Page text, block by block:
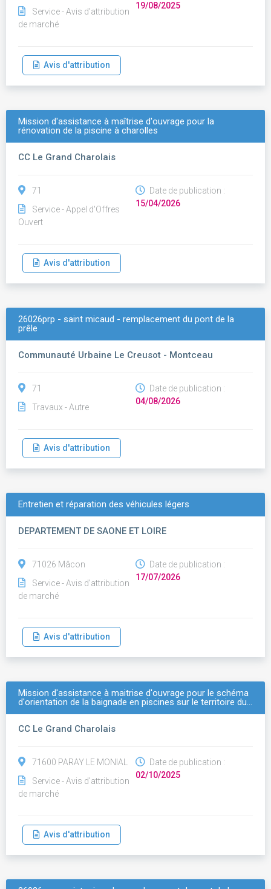
Service - Avis d'attribution
de marché
19/08/2025
Avis d'attribution
Mission d'assistance à maîtrise d'ouvrage pour la
rénovation de la piscine à charolles
CC Le Grand Charolais
71
Service - Appel d'Offres
Ouvert
Date de publication :
15/04/2026
Avis d'attribution
26026prp - saint micaud - remplacement du pont de la
prêle
Communauté Urbaine Le Creusot - Montceau
71
Travaux - Autre
Date de publication :
04/08/2026
Avis d'attribution
Entretien et réparation des véhicules légers
DEPARTEMENT DE SAONE ET LOIRE
71026 Mâcon
Service - Avis d'attribution
de marché
Date de publication :
17/07/2026
Avis d'attribution
Mission d'assistance à maitrise d'ouvrage pour le schéma
d'orientation de la baignade en piscines sur le territoire du…
CC Le Grand Charolais
71600 PARAY LE MONIAL
Service - Avis d'attribution
de marché
Date de publication :
02/10/2025
Avis d'attribution